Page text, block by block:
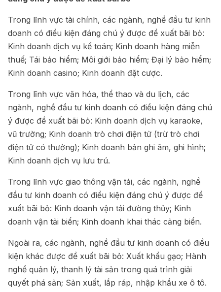
Trong lĩnh vực tài chính, các ngành, nghề đầu tư kinh
doanh có điều kiện đáng chú ý được đề xuất bãi bỏ:
Kinh doanh dịch vụ kế toán; Kinh doanh hàng miễn
thuế; Tái bảo hiểm; Môi giới bảo hiểm; Đại lý bảo hiểm;
Kinh doanh casino; Kinh doanh đặt cược.
Trong lĩnh vực văn hóa, thể thao và du lịch, các
ngành, nghề đầu tư kinh doanh có điều kiện đáng chú
ý được đề xuất bãi bỏ: Kinh doanh dịch vụ karaoke,
vũ trường; Kinh doanh trò chơi điện tử (trừ trò chơi
điện tử có thưởng); Kinh doanh bản ghi âm, ghi hình;
Kinh doanh dịch vụ lưu trú.
Trong lĩnh vực giao thông vận tải, các ngành, nghề
đầu tư kinh doanh có điều kiện đáng chú ý được đề
xuất bãi bỏ: Kinh doanh vận tải đường thủy; Kinh
doanh vận tải biển; Kinh doanh khai thác cảng biển.
Ngoài ra, các ngành, nghề đầu tư kinh doanh có điều
kiện khác được đề xuất bãi bỏ: Xuất khẩu gạo; Hành
nghề quản lý, thanh lý tài sản trong quá trình giải
quyết phá sản; Sản xuất, lắp ráp, nhập khẩu xe ô tô.